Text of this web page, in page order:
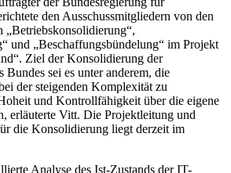
den Ausschussmitgliedern von den
„Betriebskonsolidierung“,
und „Beschaffungsbündelung“ im Projekt
Ziel der Konsolidierung der
sei es unter anderem, die
der steigenden Komplexität zu
und Kontrollfähigkeit über die eigene
erläuterte Vitt. Die Projektleitung und
die Konsolidierung liegt derzeit im
Analyse des Ist-Zustands der IT-